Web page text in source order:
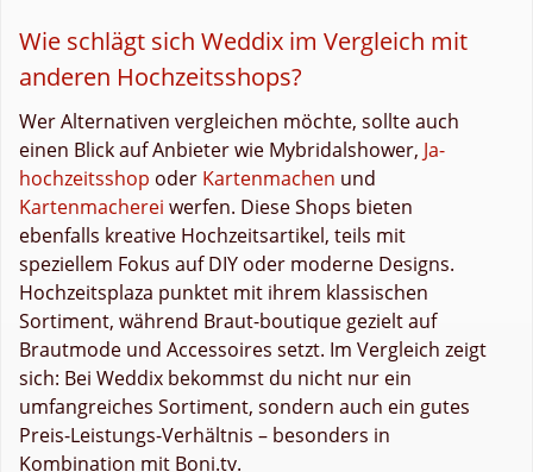
Wie schlägt sich Weddix im Vergleich mit
anderen Hochzeitsshops?
Wer Alternativen vergleichen möchte, sollte auch
einen Blick auf Anbieter wie Mybridalshower, Ja-
hochzeitsshop oder Kartenmachen und
Kartenmacherei werfen. Diese Shops bieten
ebenfalls kreative Hochzeitsartikel, teils mit
speziellem Fokus auf DIY oder moderne Designs.
Hochzeitsplaza punktet mit ihrem klassischen
Sortiment, während Braut-boutique gezielt auf
Brautmode und Accessoires setzt. Im Vergleich zeigt
sich: Bei Weddix bekommst du nicht nur ein
umfangreiches Sortiment, sondern auch ein gutes
Preis-Leistungs-Verhältnis – besonders in
Kombination mit Boni.tv.